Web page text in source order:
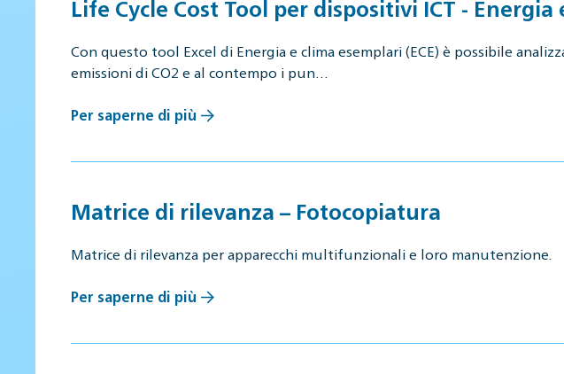
Life Cycle Cost Tool per dispositivi ICT -
Con questo tool Excel di Energia e clima esemplari (ECE) è possibile
emissioni di CO2 e al contempo i pun…
Per saperne di più
Matrice di rilevanza – Fotocopiatura
Matrice di rilevanza per apparecchi multifunzionali e loro manutenzione.
Per saperne di più